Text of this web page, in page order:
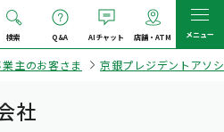
検索 Q&A AIチャット 店舗・ATM メニュー
主のお客さま 京銀プレジデントアソ
社